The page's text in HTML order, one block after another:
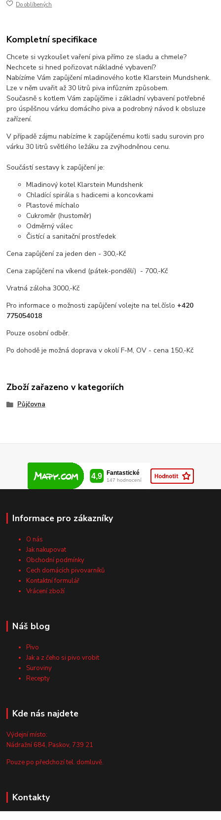
Do oblíbených
Kompletní specifikace
Chcete si vyzkoušet vaření piva přímo ze sladu a chmele?
Nechcete si hned pořizovat nákladné vybavení?
Nabízíme Vám zapůjčení mladinového kotle Klarstein Mundshenk.
Lze v něm uvařit až 30 litrů piva infůzním způsobem.
Současně s kotlem Vám zapůjčíme i základní vybavení potřebné
pro úspěšnou várku domácího piva a podrobný návod k obsluze
zařízení.
V případě zájmu nabízíme k zapůjčenému kotli sadu surovin pro
várku 30 litrů světlého ležáku za zvýhodněnou cenu.
Součástí sestavy k zapůjčení je:
Mladinový kotel Klarstein Mundshenk
Chladící spirála s hadicemi a koncovkami
Plastové míchalo
Cukroměr (hustoměr)
Odměrný válec
Čistící a sanitační prostředek
Cena zapůjčení za jeden den - 300,-Kč
Cena zapůjčení na víkend (pátek-pondělí) - 700,-Kč
Vratná záloha 3000,-Kč
Pro informace o možnosti zapůjčení volejte na tel.číslo +420
775054018
Pouze osobní odběr.
Po dohodě je možná doprava v okolí F-M, OV - cena 150,-Kč
Zboží zařazeno v kategoriích
Půjčovna
Informace pro zákazníky
O nás
Jak nakupovat
Obchodní podmínky
Cech domácích pivovarníků
Kontaktní formulář
Vrácení zboží
Náš blog
Pivo
Jak a z čeho si pivo vrobit
Suroviny
Recepty
Kde nás najdete
Výdejní místo:
Nádražní 684, Paskov, 739 21
Pouze po předchozí tel. domluvě.
Kontakty